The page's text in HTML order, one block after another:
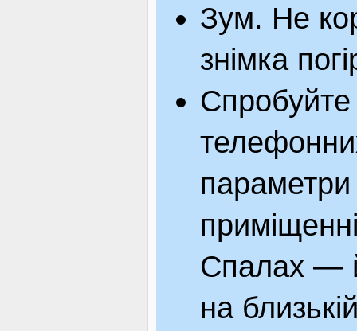
Зум. Не
знімка
Спробуйте
Спалах —
на